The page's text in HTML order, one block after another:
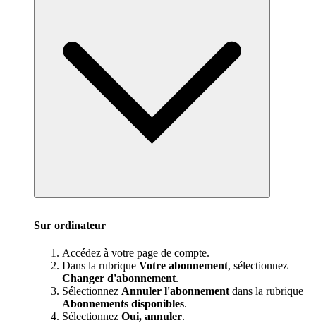
Sur ordinateur
Accédez à votre page de compte.
Dans la rubrique Votre abonnement, sélectionnez
Changer d'abonnement.
Sélectionnez Annuler l'abonnement dans la rubrique
Abonnements disponibles.
Sélectionnez Oui, annuler.